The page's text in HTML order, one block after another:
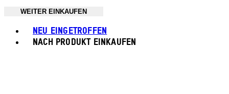
WEITER EINKAUFEN
NEU EINGETROFFEN
NACH PRODUKT EINKAUFEN